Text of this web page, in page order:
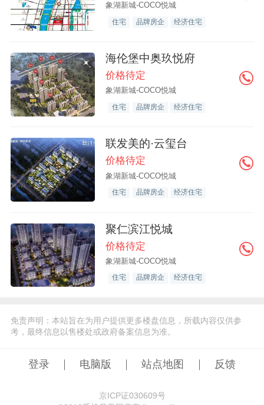
象湖新城-COCO悦城
住宅 品牌房企 经济住宅
海伦堡中奥玖悦府
价格待定
象湖新城-COCO悦城
住宅 品牌房企 经济住宅
联发美的·云玺台
价格待定
象湖新城-COCO悦城
住宅 品牌房企 经济住宅
聚仁滨江悦城
价格待定
象湖新城-COCO悦城
住宅 品牌房企 经济住宅
免责声明：本站旨在为用户提供更多楼盘信息，所载内容仅供参
考，最终信息以售楼处或政府备案信息为准。
登录 电脑版 站点地图 反馈
京ICP证030609号